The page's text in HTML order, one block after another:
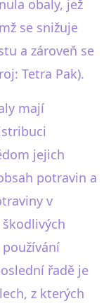
obaly, jež
se snižuje
a zároveň se
Tetra Pak).
mají
jejich
potravin a
v
řadě je
z kterých